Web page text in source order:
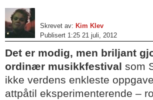
Skrevet av: Kim Klev
Publisert 1:25 21 juli, 2012
Det er modig, men briljant
ordinær musikkfestival som
ikke verdens enkleste
attpåtil eksperimenterende –